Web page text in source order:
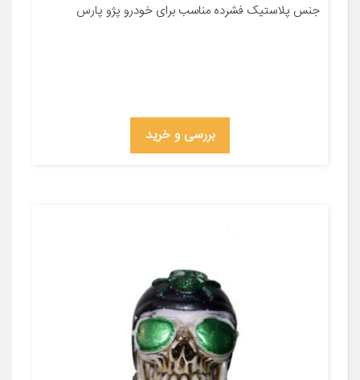
جنس پلاستیک فشرده مناسب برای خودرو پژو پارس
بررسی و خرید